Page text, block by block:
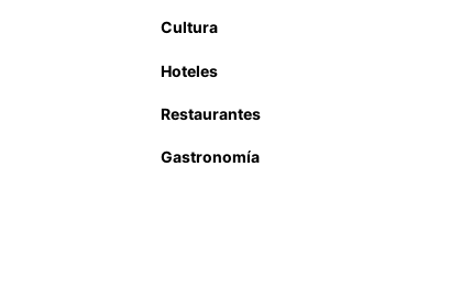
Cultura
Hoteles
Restaurantes
Gastronomía